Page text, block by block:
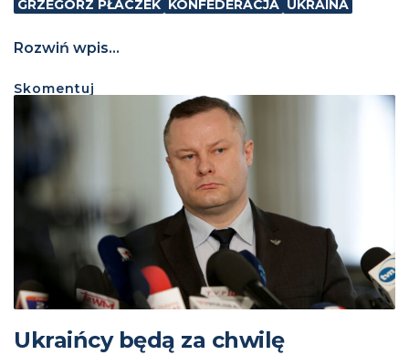
GRZEGORZ PŁACZEK KONFEDERACJA UKRAINA
Rozwiń wpis...
Skomentuj
Ukraińcy będą za chwilę